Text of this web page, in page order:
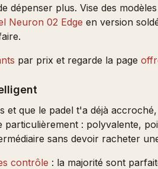
dépenser plus. Vise des
Neuron 02 Edge en version
par prix et regarde la page
et que le padel t'a déjà
particulièrement : polyvalente,
sans devoir racheter
contrôle : la majorité sont